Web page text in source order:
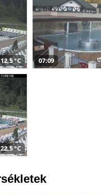
12,5 °C 07:09
22,5 °C